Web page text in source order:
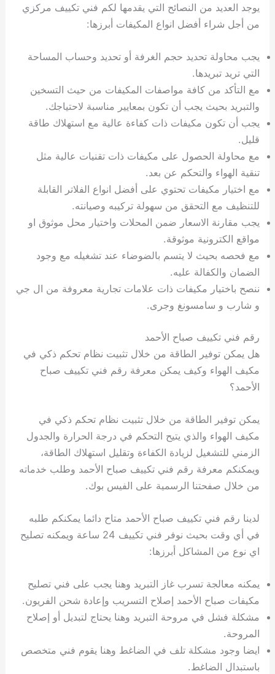
يوجد العديد من النصائح التي يقدمها لكم فني تكييف مركزي
من أجل شراء أفضل انواع المكيفات أبرزها:
يجب محاولة تحديد حجم الغرفة أو تحديد وحساب المساحة
التي تريد تبريدها.
مع التأكد من كافة مواصفات المكيفات من حيث التسخين
والتبريد بحيث يجب أن تكون بمعايير مناسبة لاحتياجك.
يجب أن تكون مكيفات ذات كفاءة عالية مع استهلاك طاقة
قليل.
مع محاولة الحصول على مكيفات ذات تقنيات عالية مثل
تنقية الهواء والتحكم عن بعد.
مع اختيار مكيفات تحتوي على أفضل انواع الفلاتر القابلة
للتنظيف مع التحقق من سهولة تركيبه وصيانته.
يجب مقارنة الاسعار ضمن المحلات واختيار محل موثوق او
مواقع الكترونية موثوقة.
مع فحصه بحيث لا يتسم بالضوضاء عند تشغيله مع وجود
الضمان والكفالة عليه.
ننصح باختيار مكيفات ذات علامات تجارية معروفة من ال جي
و شارب و سامسونغ وجرى.
رقم فني تكييف صباح الأحمد
هل يمكن توفير الطاقة من خلال تثبيت نظام تحكم ذكي في
مكيف الهواء وكيف يمكن معرفة رقم فني تكييف صباح
الأحمد؟
يمكن توفير الطاقة من خلال تثبيت نظام تحكم ذكي في
مكيف الهواء والذي يتيح التحكم في درجة الحرارة والجدول
الزمني للتشغيل لزيادة الكفاءة وتقليل استهلاك الطاقة،
ويمكنكم معرفة رقم فني تكييف صباح الأحمد وطلب خدماته
من خلال صفحتنا الرسمية على الفيس بوك.
لدينا رقم فني تكييف صباح الأحمد متاح دائما يمكنكم طلبه
في أي وقت بحيث نوفر فني تكييف 24 ساعة ويمكنه تصليح
اي نوع من المشاكل أبرزها:
يمكنه معالجة تسرب غاز التبريد وهنا يجب على فني تصليح
مكيفات صباح الأحمد إصلاح التسريب وإعادة شحن الفريون.
مشكلة فشل في مروحة التبريد وهنا يحتاج لتبديل أو إصلاح
المروحة.
ايضا وجود مشكلة تلف في الضاغط وهنا يقوم فني متخصص
باستبدال الضاغط.